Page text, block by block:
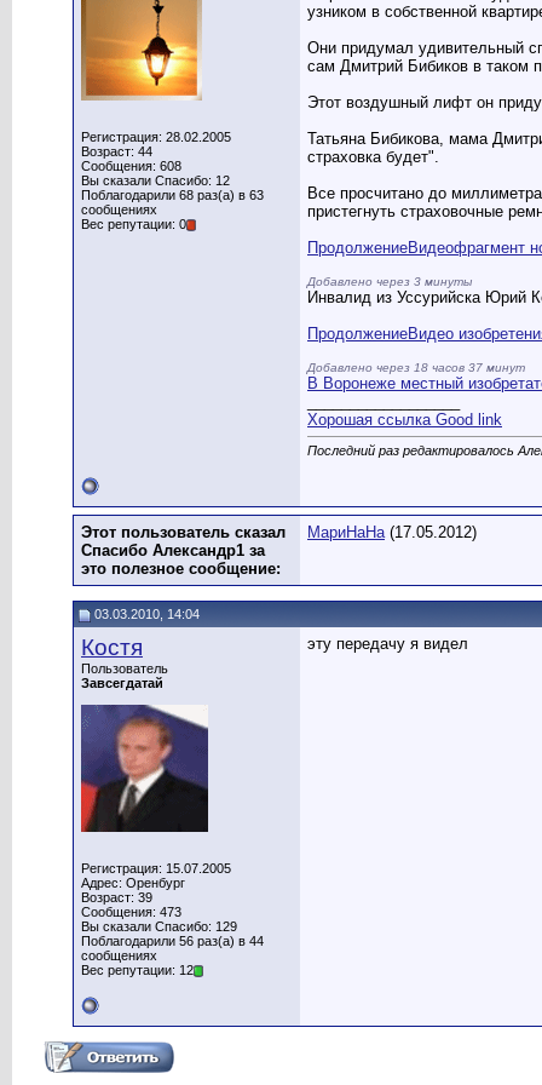
Регистрация: 28.02.2005
Возраст: 44
Сообщения: 608
Вы сказали Спасибо: 12
Поблагодарили 68 раз(а) в 63
сообщениях
Вес репутации: 0
узником в собственной
Они придумал удивительный
сам Дмитрий Бибиков в таком
Этот воздушный лифт он
Татьяна Бибикова, мама
страховка будет".
Все просчитано до
пристегнуть страховочные
ПродолжениеВидеофрагмент
Добавлено через 3 минуты
Инвалид из Уссурийска Юрий
ПродолжениеВидео
Добавлено через 18 часов 37 минут
В Воронеже местный
Хорошая ссылка Good link
Последний раз редактировалось
Этот пользователь сказал
Спасибо Александр1 за
это полезное сообщение:
МариНаНа(17.05.2012)
03.03.2010, 14:04
Костя
Пользователь
Завсегдатай
Регистрация: 15.07.2005
Адрес: Оренбург
Возраст: 39
Сообщения: 473
Вы сказали Спасибо: 129
Поблагодарили 56 раз(а) в 44
сообщениях
Вес репутации: 12
эту передачу я видел